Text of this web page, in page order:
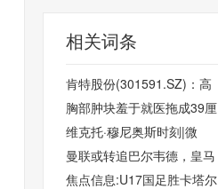
相关词条
肯特股份(301591.SZ)：高
胸部肿块羞于就医拖成39厘
维克托·穆尼奥斯时刻|微
曼联或转追巴尔韦德，皇马
焦点信息:U17国足胜卡塔尔